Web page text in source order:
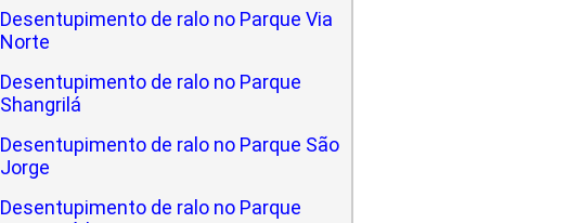
Desentupimento de ralo no Parque Via
Norte
Desentupimento de ralo no Parque
Shangrilá
Desentupimento de ralo no Parque São
Jorge
Desentupimento de ralo no Parque